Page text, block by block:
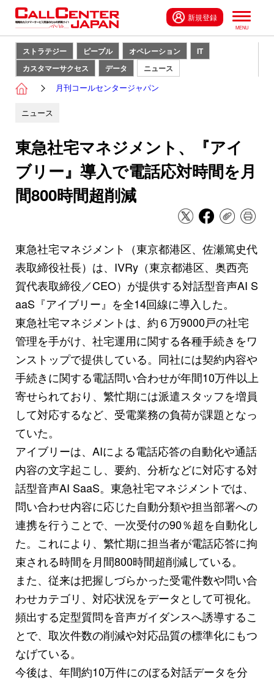
新規登録
ストラテジー ピープル オペレーション
IT
カスタマーサクセス
データ ニュース
月刊コールセンタージャパン
ニュース
東急社宅マネジメント、『アイ
ブリー』導入で電話応対時間を月
間800時間超削減
東急社宅マネジメント（東京都港区、佐瀬篤史代
表取締役社長）は、IVRy（東京都港区、奥西亮
賀代表取締役／CEO）が提供する対話型音声AI S
aaS『アイブリー』を全14回線に導入した。
東急社宅マネジメントは、約６万9000戸の社宅
管理を手がけ、社宅運用に関する各種手続きをワ
ンストップで提供している。同社には契約内容や
手続きに関する電話問い合わせが年間10万件以上
寄せられており、繁忙期には派遣スタッフを増員
して対応するなど、受電業務の負荷が課題となっ
ていた。
アイブリーは、AIによる電話応答の自動化や通話
内容の文字起こし、要約、分析などに対応する対
話型音声AI SaaS。東急社宅マネジメントでは、
問い合わせ内容に応じた自動分類や担当部署への
連携を行うことで、一次受付の90％超を自動化し
た。これにより、繁忙期に担当者が電話応答に拘
束される時間を月間800時間超削減している。
また、従来は把握しづらかった受電件数や問い合
わせカテゴリ、対応状況をデータとして可視化。
頻出する定型質問を音声ガイダンスへ誘導するこ
とで、取次件数の削減や対応品質の標準化にもつ
なげている。
今後は、年間約10万件にのぼる対話データを分